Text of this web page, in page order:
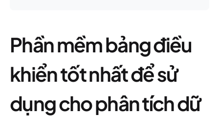
Phần mềm bảng điều
khiển tốt nhất để sử
dụng cho phân tích dữ